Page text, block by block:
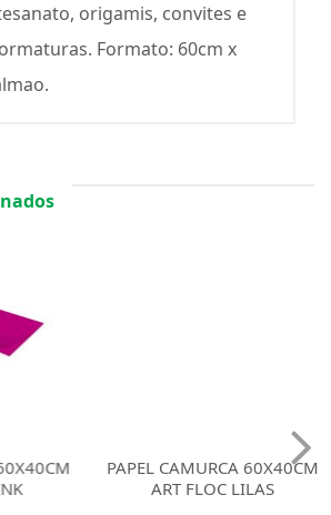
origamis, convites e
Formato: 60cm x
PAPEL CAMURCA 60X40CM
ART FLOC LILAS